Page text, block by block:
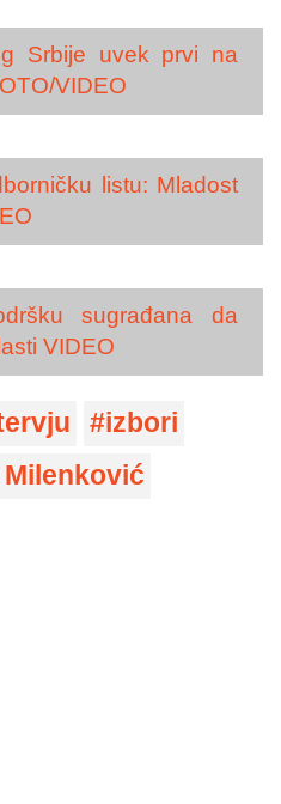
Srbije uvek prvi na
VIDEO
listu: Mladost
sugrađana da
VIDEO
izbori